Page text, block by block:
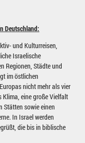
Deutschland:
und Kulturreisen,
Israelische
Regionen, Städte und
im östlichen
nicht mehr als vier
eine große Vielfalt
Stätten sowie einen
In Israel werden
die bis in biblische